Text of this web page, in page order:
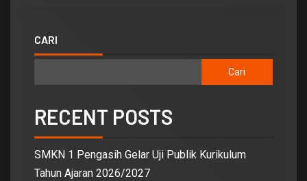
CARI
Cari
RECENT POSTS
SMKN 1 Pengasih Gelar Uji Publik Kurikulum
Tahun Ajaran 2026/2027